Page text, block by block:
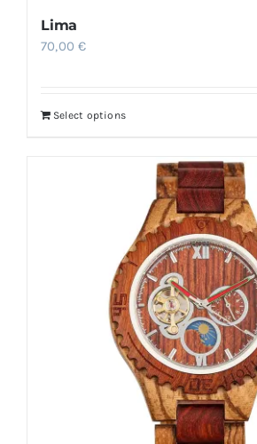
Lima
70,00€
Select options